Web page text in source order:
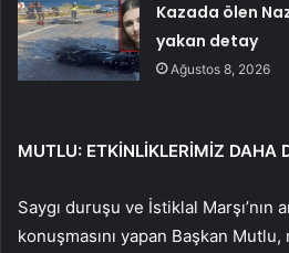
Kazada ölen
yakan detay
Ağustos 8, 2026
MUTLU: ETKİNLİKLERİMİZ DAHA
Saygı duruşu ve İstiklal Marşı’nın
konuşmasını yapan Başkan Mutlu,